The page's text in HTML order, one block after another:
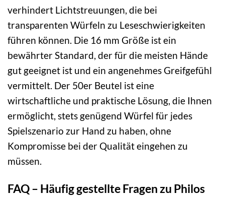
verhindert Lichtstreuungen, die bei
transparenten Würfeln zu Leseschwierigkeiten
führen können. Die 16 mm Größe ist ein
bewährter Standard, der für die meisten Hände
gut geeignet ist und ein angenehmes Greifgefühl
vermittelt. Der 50er Beutel ist eine
wirtschaftliche und praktische Lösung, die Ihnen
ermöglicht, stets genügend Würfel für jedes
Spielszenario zur Hand zu haben, ohne
Kompromisse bei der Qualität eingehen zu
müssen.
FAQ – Häufig gestellte Fragen zu Philos